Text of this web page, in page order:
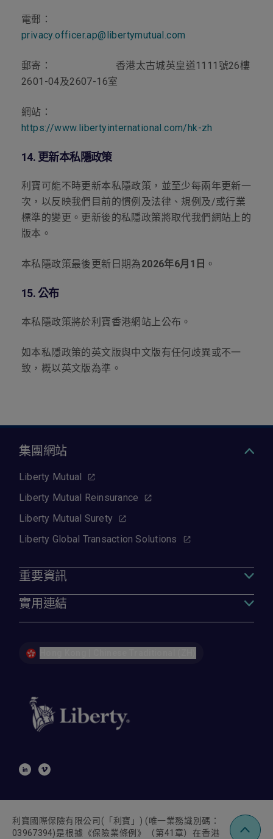
電郵：
privacy.officer.ap@libertymutual.com
郵寄： 香港太古城英皇道1111 號26樓
2601-04及2607-16室
網站：
https://www.libertyinternational.com/hk-zh
14. 更新本私隱政策
利寶可能不時更新本私隱政策，並至少每兩年更新一
次，以反映我們目前的慣例及法律、規例及/或行業
標準的變更。更新後的私隱政策將取代我們網站上的
版本。
本私隱政策最後更新日期為2026年6月 1 日 。
15.公布
本私隱政策將於利寶香港網站上公布。
如本私隱政策的英文版與中文版有任何歧異或不一
致，概以英文版為準。
集團網站
Liberty Mutual
Liberty Mutual Reinsurance
Liberty Mutual Surety
Liberty Global Transaction Solutions
重要資訊
實用連結
利寶國際保險有限公司 ( 「利寶」 ) (唯一業務識別碼：
03967394)是根據《保險業條例》（第41 章）在香港